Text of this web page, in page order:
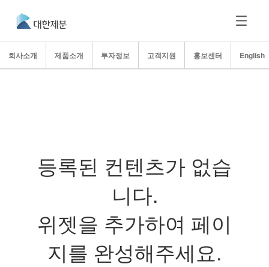
회사소개 제품소개 투자정보 고객지원 홍보센터 English
등록된 컨텐츠가 없습
니다.
위젯을 추가하여 페이
지를 완성해주세요.